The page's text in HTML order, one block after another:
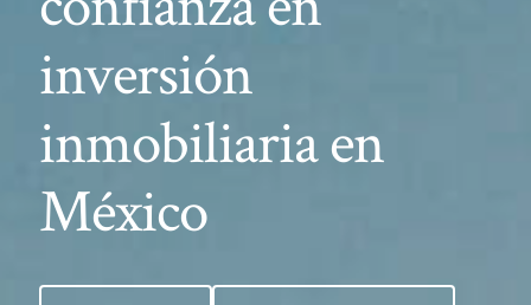
inversión
inmobiliaria en
México